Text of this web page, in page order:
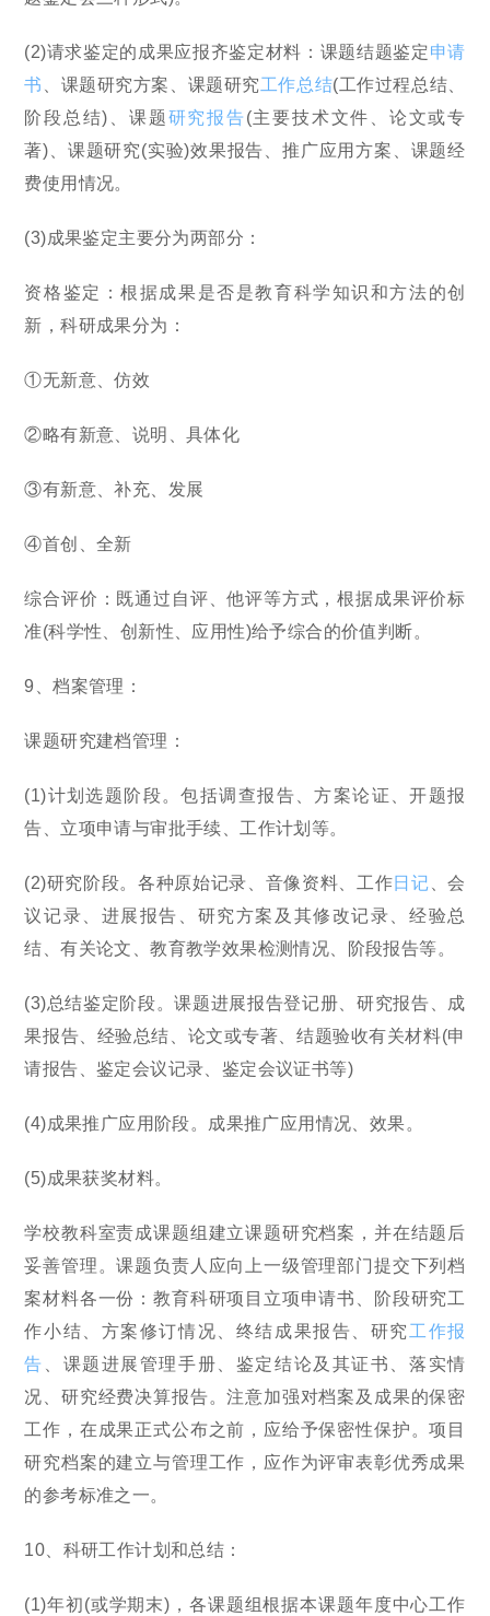
(2)请求鉴定的成果应报齐鉴定材料：课题结题鉴定申请
书
、课题研究方案、课题研究工作总结(工作过程总结、
阶段总结)、课题研究报告(主要技术文件、论文或专
著)、课题研究(实验)效果报告、推广应用方案、课题经
费使用情况。
(3)成果鉴定主要分为两部分：
资格鉴定：根据成果是否是教育科学知识和方法的创
新，科研成果分为：
①无新意、仿效
②略有新意、说明、具体化
③有新意、补充、发展
④首创、全新
综合评价：既通过自评、他评等方式，根据成果评价标
准(科学性、创新性、应用性)给予综合的价值判断。
9、档案管理：
课题研究建档管理：
(1)计划选题阶段。包括调查报告、方案论证、开题报
告、立项申请与审批手续、工作计划等。
(2)研究阶段。各种原始记录、音像资料、工作日记 、会
议记录、进展报告、研究方案及其修改记录、经验总
结、有关论文、教育教学效果检测情况、阶段报告等。
(3)总结鉴定阶段。课题进展报告登记册、研究报告、成
果报告、经验总结、论文或专著、结题验收有关材料(申
请报告、鉴定会议记录、鉴定会议证书等)
(4)成果推广应用阶段。成果推广应用情况、效果。
(5)成果获奖材料。
学校教科室责成课题组建立课题研究档案，并在结题后
妥善管理。课题负责人应向上一级管理部门提交下列档
案材料各一份：教育科研项目立项申请书、阶段研究工
作小结、方案修订情况、终结成果报告、研究 工作报
告
、课题进展管理手册、鉴定结论及其证书、落实情
况、研究经费决算报告。注意加强对档案及成果的保密
工作，在成果正式公布之前，应给予保密性保护。项目
研究档案的建立与管理工作，应作为评审表彰优秀成果
的参考标准之一。
10、科研工作计划和总结：
(1)年初(或学期末)，各课题组根据本课题年度中心工作